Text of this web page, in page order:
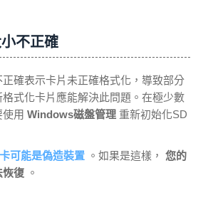
不正確
確表示卡片未正確格式化，導致部分
式化卡片應能解決此問題。在極少數
用 Windows磁盤管理 重新初始化SD
可能是偽造裝置 。如果是這樣， 您的
恢復 。